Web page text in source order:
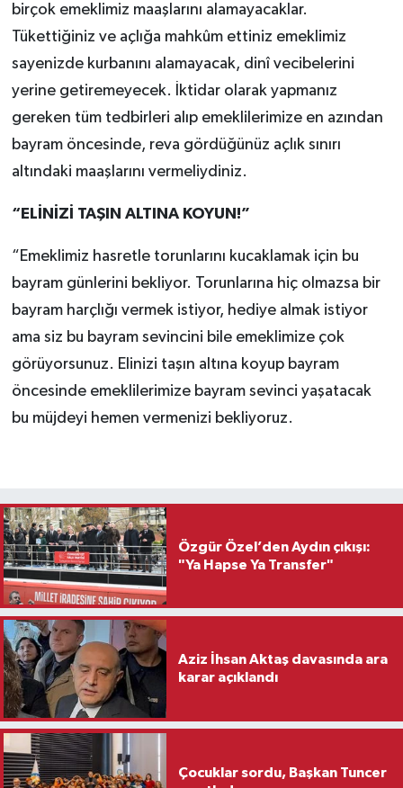
birçok emeklimiz maaşlarını alamayacaklar.
Tükettiğiniz ve açlığa mahkûm ettiniz emeklimiz
sayenizde kurbanını alamayacak, dinî vecibelerini
yerine getiremeyecek. İktidar olarak yapmanız
gereken tüm tedbirleri alıp emeklilerimize en azından
bayram öncesinde, reva gördüğünüz açlık sınırı
altındaki maaşlarını vermeliydiniz.
“ELİNİZİ TAŞIN ALTINA KOYUN!”
“Emeklimiz hasretle torunlarını kucaklamak için bu
bayram günlerini bekliyor. Torunlarına hiç olmazsa bir
bayram harçlığı vermek istiyor, hediye almak istiyor
ama siz bu bayram sevincini bile emeklimize çok
görüyorsunuz. Elinizi taşın altına koyup bayram
öncesinde emeklilerimize bayram sevinci yaşatacak
bu müjdeyi hemen vermenizi bekliyoruz.
Özgür Özel’den Aydın çıkışı:
"Ya Hapse Ya Transfer"
Aziz İhsan Aktaş davasında ara
karar açıklandı
Çocuklar sordu, Başkan Tuncer